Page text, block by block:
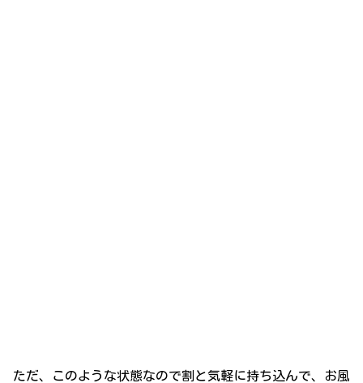
ただ、このような状態なので割と気軽に持ち込んで、お風